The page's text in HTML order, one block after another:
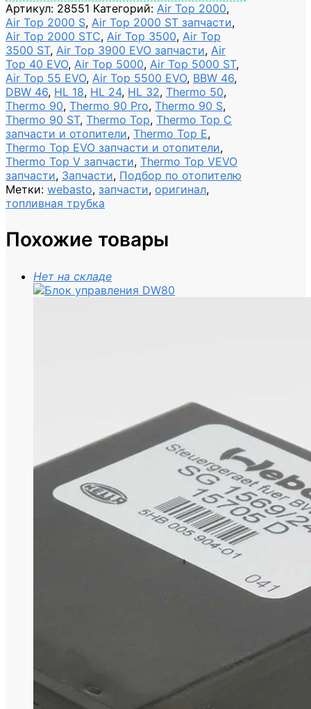
Артикул: 28551 Категорий: Air Top 2000,
Air Top 2000 S, Air Top 2000 ST запчасти,
Air Top 2000 STC, Air Top 3500, Air Top
3500 ST, Air Top 3900 EVO запчасти, Air
Top 40 EVO, Air Top 5000, Air Top 5000 ST,
Air Top 55 EVO, Air Top 5500 EVO, BBW 46,
DBW 46, HL 18, HL 24, HL 32, Thermo 50,
Thermo 90, Thermo 90 Pro, Thermo 90 S,
Thermo 90 ST, Thermo Top, Thermo Top C
запчасти и отопители, Thermo Top E,
Thermo Top EVO запчасти и отопители,
Thermo Top V запчасти, Thermo Top VEVO
запчасти, Запчасти, Подбор по отопителю
Метки: webasto, запчасти, оригинал,
топливная трубка
Похожие товары
Нет на складе